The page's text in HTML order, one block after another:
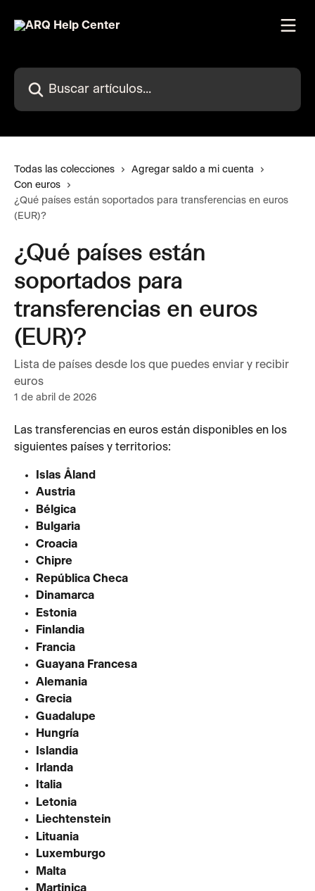
Buscar artículos...
Todas las colecciones
Agregar saldo a mi cuenta
Con euros
¿Qué países están soportados para transferencias en euros
(EUR)?
¿Qué países están
soportados para
transferencias en euros
(EUR)?
Lista de países desde los que puedes enviar y recibir
euros
1 de abril de 2026
Las transferencias en euros están disponibles en los
siguientes países y territorios:
Islas Åland
Austria
Bélgica
Bulgaria
Croacia
Chipre
República Checa
Dinamarca
Estonia
Finlandia
Francia
Guayana Francesa
Alemania
Grecia
Guadalupe
Hungría
Islandia
Irlanda
Italia
Letonia
Liechtenstein
Lituania
Luxemburgo
Malta
Martinica